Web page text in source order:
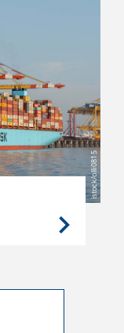
istock/olli0815